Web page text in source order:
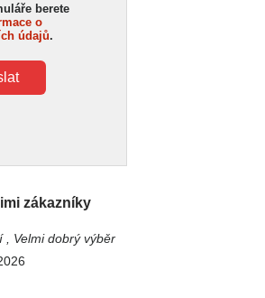
berete
o
údajů.
zákazníky
, Velmi dobrý výběr